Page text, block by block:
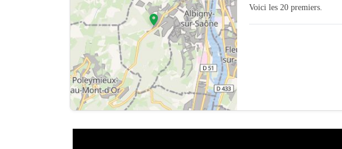
Voici les 20 premiers.